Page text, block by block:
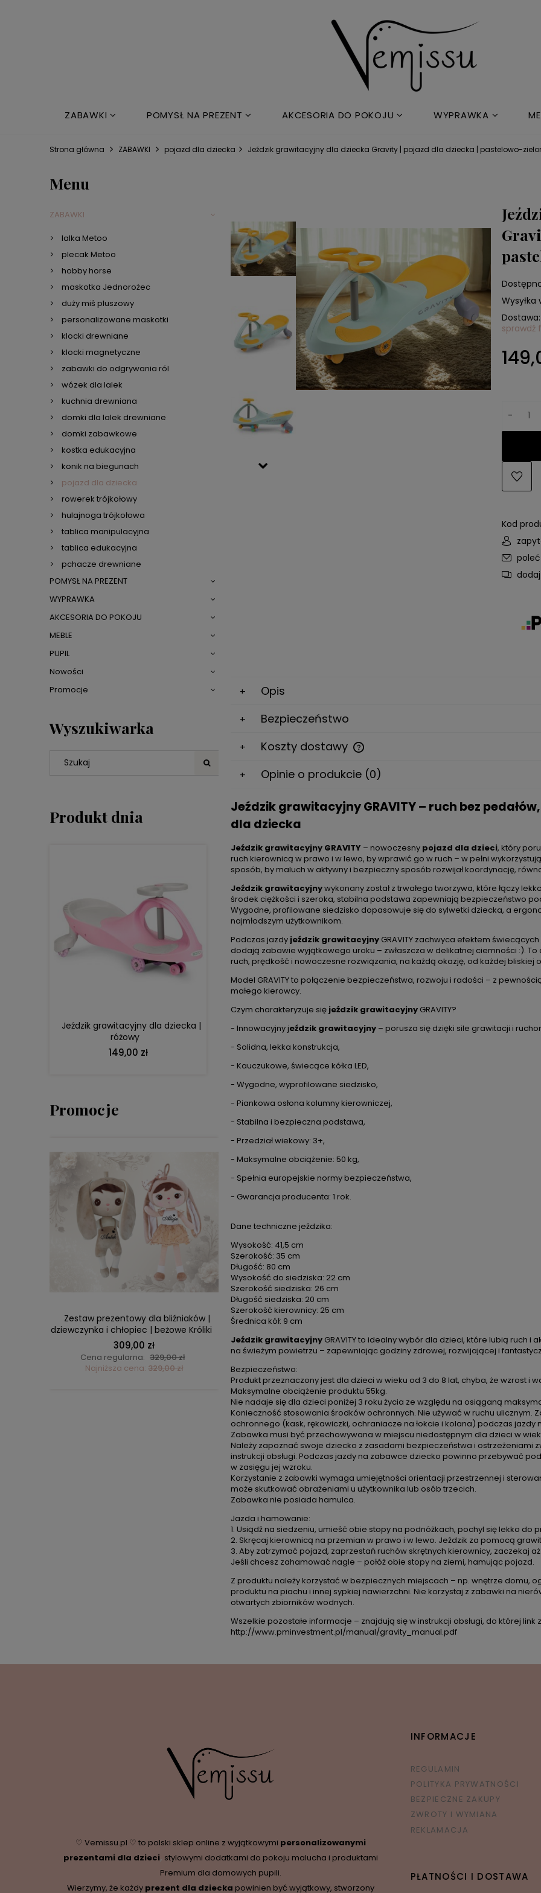
ZABAWKI POMYSŁ NA PREZENT AKCESORIA DO POKOJU WYPRAWKA
NOWOŚCI ŁÓŻKO DZIECIĘCE
Strona główna ZABAWKI pojazd dla dziecka Jeździk grawitacyjny dla dziecka Gravity | pojazd dla dziecka | pastelowo-
Menu
ZABAWKI
lalka Metoo
plecak Metoo
hobby horse
maskotka Jednorożec
duży miś pluszowy
personalizowane maskotki
klocki drewniane
klocki magnetyczne
zabawki do odgrywania ról
wózek dla lalek
kuchnia drewniana
domki dla lalek drewniane
domki zabawkowe
kostka edukacyjna
konik na biegunach
pojazd dla dziecka
rowerek trójkołowy
hulajnoga trójkołowa
tablica manipulacyjna
tablica edukacyjna
pchacze drewniane
POMYSŁ NA PREZENT
WYPRAWKA
AKCESORIA DO POKOJU
MEBLE
PUPIL
Nowości
Promocje
Wyszukiwarka
Produkt dnia
Jeździk grawitacyjny dla dziecka |
różowy
149,00 zł
DO KOSZYKA
Promocje
Zestaw prezentowy dla bliźniaków |
dziewczynka i chłopiec | beżowe Króliki
309,00 zł
Cena regularna: 329,00 zł
Najniższa cena: 329,00 zł
Lalka Metoo personalizowana Puchaty
130,00 zł
Cena regularna: 149,99 zł
Najniższa cena:
131,00 zł
Cena regularna: 149,99
Wysyłka
Dostawa:
sprawdź
-
Kod
Opis
Bezpieczeństwo
Koszty dostawy
Cena nie zawiera ewentualnych
Opinie o produkcie (0)
Jeździk grawitacyjny GRAVITY – ruch bez
dla dziecka
Jeździk grawitacyjny GRAVITY – nowoczesny pojazd dla dzieci, który
ruch kierownicą w prawo i w lewo, by wprawić go w ruch – w pełni
sposób, by maluch w aktywny i bezpieczny sposób rozwijał koordynację,
Jeździk grawitacyjnywykonany został z trwałego tworzywa, które łączy
środek ciężkości i szeroka, stabilna podstawa zapewniają bezpieczeństwo
Wygodne, profilowane siedzisko dopasowuje się do sylwetki dziecka, a
najmłodszym użytkownikom.
Podczas jazdy jeździk grawitacyjny GRAVITY zachwyca efektem
dodają zabawie wyjątkowego uroku – zwłaszcza w delikatnej ciemności :).
ruch, prędkość i nowoczesne rozwiązania, na każdą okazję, od każdej bliskiej
Model GRAVITY to połączenie bezpieczeństwa, rozwoju i radości – z
małego kierowcy.
Czym charakteryzuje się jeździk grawitacyjny GRAVITY?
- Innowacyjny jeździk grawitacyjny – porusza się dzięki sile grawitacji i
- Solidna, lekka konstrukcja,
- Kauczukowe, świecące kółka LED,
- Wygodne, wyprofilowane siedzisko,
- Piankowa osłona kolumny kierowniczej,
- Stabilna i bezpieczna podstawa,
- Przedział wiekowy: 3+,
- Maksymalne obciążenie: 50 kg,
- Spełnia europejskie normy bezpieczeństwa,
- Gwarancja producenta: 1 rok.
Dane techniczne jeździka:
Wysokość: 41,5 cm
Szerokość: 35 cm
Długość: 80 cm
Wysokość do siedziska: 22 cm
Szerokość siedziska: 26 cm
Długość siedziska: 20 cm
Szerokość kierownicy: 25 cm
Średnica kół: 9 cm
Jeździk grawitacyjny GRAVITY to idealny wybór dla dzieci, które lubią ruch
na świeżym powietrzu – zapewniając godziny zdrowej, rozwijającej i
Bezpieczeństwo:
Produkt przeznaczony jest dla dzieci w wieku od 3 do 8 lat, chyba, że wzrost i
Maksymalne obciążenie produktu 55kg.
Nie nadaje się dla dzieci poniżej 3 roku życia ze względu na osiąganą
Konieczność stosowania środków ochronnych. Nie używać w ruchu ulicznym.
ochronnego (kask, rękawiczki, ochraniacze na łokcie i kolana) podczas jazdy
Zabawka musi być przechowywana w miejscu niedostępnym dla dzieci w
Należy zapoznać swoje dziecko z zasadami bezpieczeństwa i ostrzeżeniami
instrukcji obsługi. Podczas jazdy na zabawce dziecko powinno przebywać
w zasięgu jej wzroku.
Korzystanie z zabawki wymaga umiejętności orientacji przestrzennej i
może skutkować obrażeniami u użytkownika lub osób trzecich.
Zabawka nie posiada hamulca.
Jazda i hamowanie:
1. Usiądź na siedzeniu, umieść obie stopy na podnóżkach, pochyl się lekko do
2. Skręcaj kierownicą na przemian w prawo i w lewo. Jeździk za pomocą
3. Aby zatrzymać pojazd, zaprzestań ruchów skrętnych kierownicy, zaczekaj
Jeśli chcesz zahamować nagle – połóż obie stopy na ziemi, hamując pojazd.
Z produktu należy korzystać w bezpiecznych miejscach – np. wnętrze domu,
produktu na piachu i innej sypkiej nawierzchni. Nie korzystaj z zabawki na
otwartych zbiorników wodnych.
Wszelkie pozostałe informacje – znajdują się w instrukcji obsługi, do której
http://www.pminvestment.pl/manual/gravity_manual.pdf
♡ Vemissu.pl ♡ to polski sklep online z wyjątkowymi personalizowanymi
prezentami dla dzieci, stylowymi dodatkami do pokoju malucha i produktami
Premium dla domowych pupili.
Wierzymy, że każdy prezent dla dziecka powinien być wyjątkowy, stworzony
INFORMACJE
REGULAMIN
POLITYKA PRYWATNOŚCI
BEZPIECZNE ZAKUPY
ZWROTY I WYMIANA
REKLAMACJA
PŁATNOŚCI I DOSTAWA